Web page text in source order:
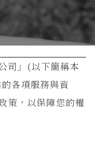
司」(以下簡稱本
各項服務與資
策，以保障您的權